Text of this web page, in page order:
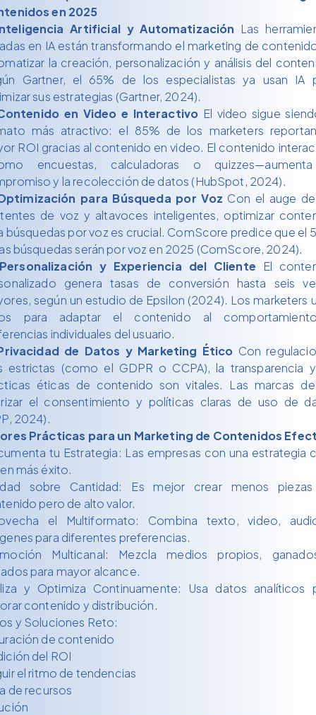
en 2025
Artificial y Automatización Las
en IA están transformando el marketing de
la creación, personalización y análisis del
Gartner, el 65% de los especialistas ya usan IA
sus estrategias (Gartner, 2024).
en Video e Interactivo El video sigue
más atractivo: el 85% de los marketers
ROI gracias al contenido en video. El contenido
encuestas, calculadoras o
y la recolección de datos (HubSpot, 2024).
para Búsqueda por Voz Con el auge
de voz y altavoces inteligentes, optimizar
búsquedas por voz es crucial. ComScore predice que el
búsquedas serán por voz en 2025 (ComScore, 2024).
y Experiencia del Cliente El
genera tasas de conversión hasta seis
según un estudio de Epsilon (2024). Los marketers
para adaptar el contenido al
individuales del usuario.
de Datos y Marketing Ético Con
estrictas (como el GDPR o CCPA), la transparencia
éticas de contenido son vitales. Las marcas
el consentimiento y políticas claras de uso de
2024).
Prácticas para un Marketing de Contenidos
tu Estrategia: Las empresas con una estrategia
más éxito.
sobre Cantidad: Es mejor crear menos
pero de alto valor.
el Multiformato: Combina texto, video,
para diferentes preferencias.
Multicanal: Mezcla medios propios,
para mayor alcance.
y Optimiza Continuamente: Usa datos analíticos
contenido y distribución.
y Soluciones Reto:
de contenido
del ROI
el ritmo de tendencias
de recursos